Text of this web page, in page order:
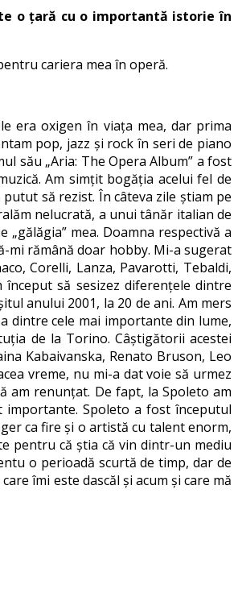
o țară cu o importantă istorie în
cariera mea în operă.
era oxigen în viața mea, dar prima
pop, jazz și rock în seri de piano
său „Aria: The Opera Album” a fost
Am simțit bogăția acelui fel de
să rezist. În câteva zile știam pe
nelucrată, a unui tânăr italian de
mea. Doamna respectivă a
mi rămână doar hobby. Mi-a sugerat
Corelli, Lanza, Pavarotti, Tebaldi,
să sesizez diferențele dintre
anului 2001, la 20 de ani. Am mers
dintre cele mai importante din lume,
de la Torino. Câștigătorii acestei
Kabaivanska, Renato Bruson, Leo
vreme, nu mi-a dat voie să urmez
am renunțat. De fapt, la Spoleto am
Spoleto a fost începutul
ca fire și o artistă cu talent enorm,
pentru că știa că vin dintr-un mediu
o perioadă scurtă de timp, dar de
îmi este dascăl și acum și care mă